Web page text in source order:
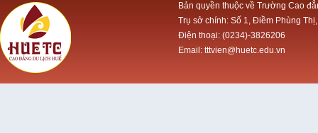
Bản quyền thuộc về Trường Cao
Trụ sở chính: Số 1, Điềm Phùng
Điện thoại: (0234)-3826206
Email: tttvien@huetc.edu.vn